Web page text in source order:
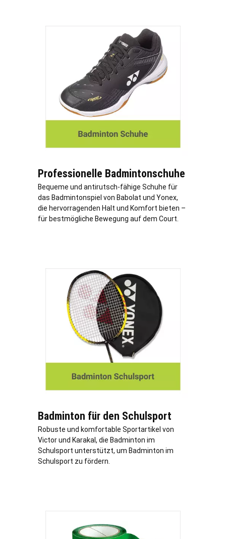
Professionelle Badmintonschuhe
Bequeme und antirutsch-fähige Schuhe für
das Badmintonspiel von Babolat und Yonex,
die hervorragenden Halt und Komfort bieten –
für bestmögliche Bewegung auf dem Court.
Badminton für den Schulsport
Robuste und komfortable Sportartikel von
Victor und Karakal, die Badminton im
Schulsport unterstützt, um Badminton im
Schulsport zu fördern.